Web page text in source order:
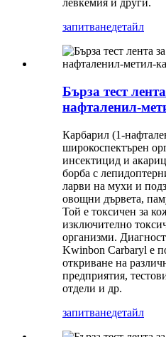
левкемия и други.
запитванедетайл
Бърза тест
нафталенил-
Карбарил (1-
широкоспектърен
инсектицид и
борба с
ларви на мухи и
овощни дървета,
Той е токсичен за
изключително
организми.
Kwinbon Carbaryl е
откриване на
предприятия,
отдели и др.
запитванедетайл